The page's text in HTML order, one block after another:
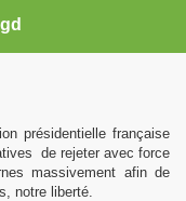
présidentielle française
de rejeter avec force
massivement afin de
notre liberté.